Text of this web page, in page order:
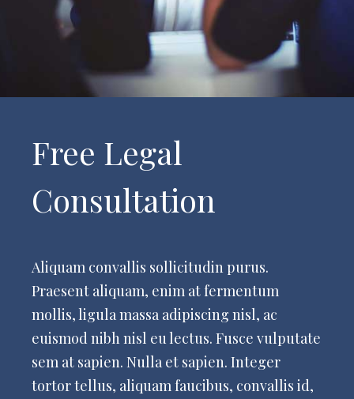
Free Legal
Consultation
Aliquam convallis sollicitudin purus.
Praesent aliquam, enim at fermentum
mollis, ligula massa adipiscing nisl, ac
euismod nibh nisl eu lectus. Fusce vulputate
sem at sapien. Nulla et sapien. Integer
tortor tellus, aliquam faucibus, convallis id,